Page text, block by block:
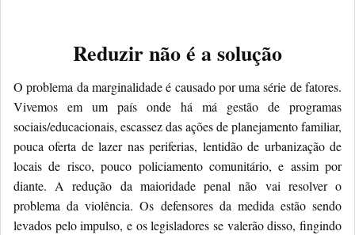
Reduzir não é a solução
O problema da marginalidade é causado por uma série de fatores.
Vivemos em um país onde há má gestão de programas
sociais/educacionais, escassez das ações de planejamento familiar,
pouca oferta de lazer nas periferias, lentidão de urbanização de
locais de risco, pouco policiamento comunitário, e assim por
diante. A redução da maioridade penal não vai resolver o
problema da violência. Os defensores da medida estão sendo
levados pelo impulso, e os legisladores se valerão disso, fingindo